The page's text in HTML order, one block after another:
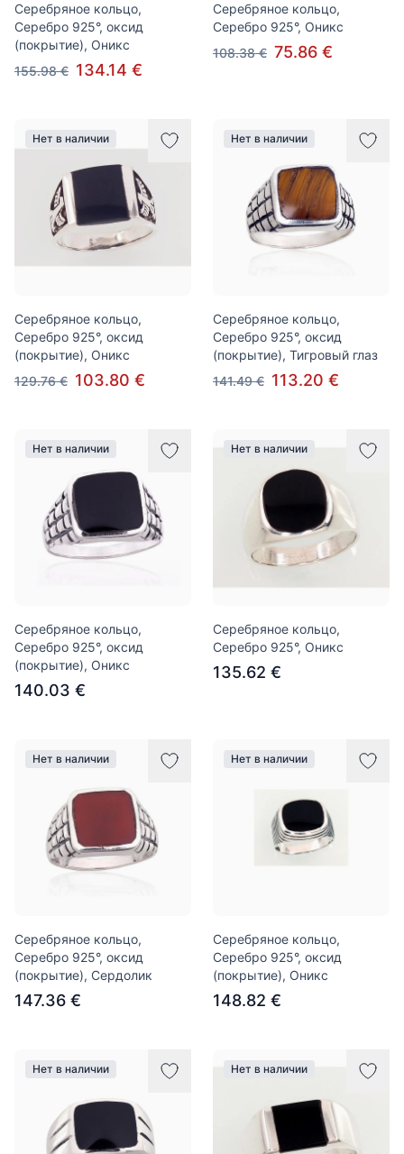
Серебряное кольцо,
Серебро 925°, оксид
(покрытие), Оникс
155.98 € 134.14 €
Серебряное кольцо,
Серебро 925°, Оникс
108.38 € 75.86 €
Нет в наличии
Серебряное кольцо,
Серебро 925°, оксид
(покрытие), Оникс
129.76 € 103.80 €
Нет в наличии
Серебряное кольцо,
Серебро 925°, оксид
(покрытие), Тигровый глаз
141.49 € 113.20 €
Нет в наличии
Серебряное кольцо,
Серебро 925°, оксид
(покрытие), Оникс
140.03 €
Нет в наличии
Серебряное кольцо,
Серебро 925°, Оникс
135.62 €
Нет в наличии
Серебряное кольцо,
Серебро 925°, оксид
(покрытие), Сердолик
147.36 €
Нет в наличии
Серебряное кольцо,
Серебро 925°, оксид
(покрытие), Оникс
148.82 €
Нет в наличии Нет в наличии